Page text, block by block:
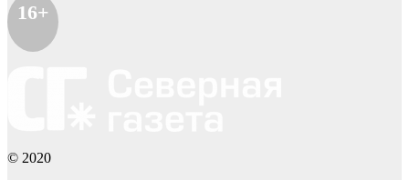
16+
© 2020